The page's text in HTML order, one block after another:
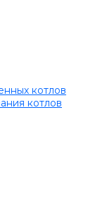
котлов
котлов